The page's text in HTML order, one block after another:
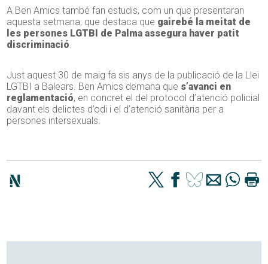
A Ben Amics també fan estudis, com un que presentaran
aquesta setmana, que destaca que gairebé la meitat de
les persones LGTBI de Palma assegura haver patit
discriminació.
Just aquest 30 de maig fa sis anys de la publicació de la Llei
LGTBI a Balears. Ben Amics demana que s’avanci en
reglamentació, en concret el del protocol d’atenció policial
davant els delictes d’odi i el d’atenció sanitària per a
persones intersexuals.